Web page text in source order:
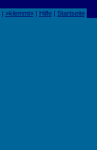
| »klemmt«| Hilfe| Startseite